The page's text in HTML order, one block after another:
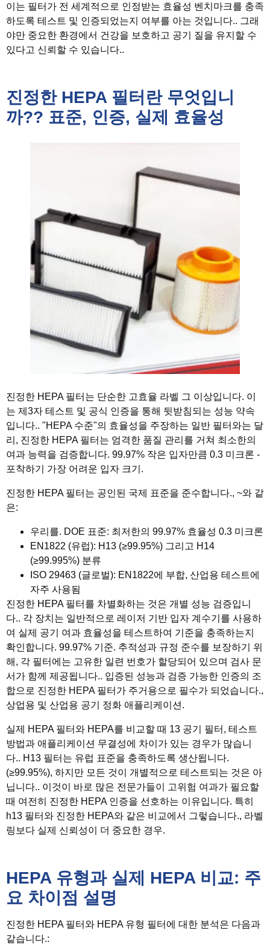
이는 필터가 전 세계적으로 인정받는 효율성 벤치마크를 충족
하도록 테스트 및 인증되었는지 여부를 아는 것입니다.. 그래
야만 중요한 환경에서 건강을 보호하고 공기 질을 유지할 수
있다고 신뢰할 수 있습니다..
진정한 HEPA 필터란 무엇입니
까?? 표준, 인증, 실제 효율성
진정한 HEPA 필터는 단순한 고효율 라벨 그 이상입니다. 이
는 제3자 테스트 및 공식 인증을 통해 뒷받침되는 성능 약속
입니다.. "HEPA 수준"의 효율성을 주장하는 일반 필터와는 달
리, 진정한 HEPA 필터는 엄격한 품질 관리를 거쳐 최소한의
여과 능력을 검증합니다. 99.97% 작은 입자만큼 0.3 미크론 -
포착하기 가장 어려운 입자 크기.
진정한 HEPA 필터는 공인된 국제 표준을 준수합니다., ~와 같
은:
우리를. DOE 표준: 최저한의 99.97% 효율성 0.3 미크론
EN1822 (유럽): H13 (≥99.95%) 그리고 H14
(≥99.995%) 분류
ISO 29463 (글로벌): EN1822에 부합, 산업용 테스트에
자주 사용됨
진정한 HEPA 필터를 차별화하는 것은 개별 성능 검증입니
다.. 각 장치는 일반적으로 레이저 기반 입자 계수기를 사용하
여 실제 공기 여과 효율성을 테스트하여 기준을 충족하는지
확인합니다. 99.97% 기준. 추적성과 규정 준수를 보장하기 위
해, 각 필터에는 고유한 일련 번호가 할당되어 있으며 검사 문
서가 함께 제공됩니다.. 입증된 성능과 검증 가능한 인증의 조
합으로 진정한 HEPA 필터가 주거용으로 필수가 되었습니다.,
상업용 및 산업용 공기 정화 애플리케이션.
실제 HEPA 필터와 HEPA를 비교할 때 13 공기 필터, 테스트
방법과 애플리케이션 무결성에 차이가 있는 경우가 많습니
다.. H13 필터는 유럽 표준을 충족하도록 생산됩니다.
(≥99.95%), 하지만 모든 것이 개별적으로 테스트되는 것은 아
닙니다.. 이것이 바로 많은 전문가들이 고위험 여과가 필요할
때 여전히 진정한 HEPA 인증을 선호하는 이유입니다. 특히
h13 필터와 진정한 HEPA와 같은 비교에서 그렇습니다., 라벨
링보다 실제 신뢰성이 더 중요한 경우.
HEPA 유형과 실제 HEPA 비교: 주
요 차이점 설명
진정한 HEPA 필터와 HEPA 유형 필터에 대한 분석은 다음과
같습니다.: